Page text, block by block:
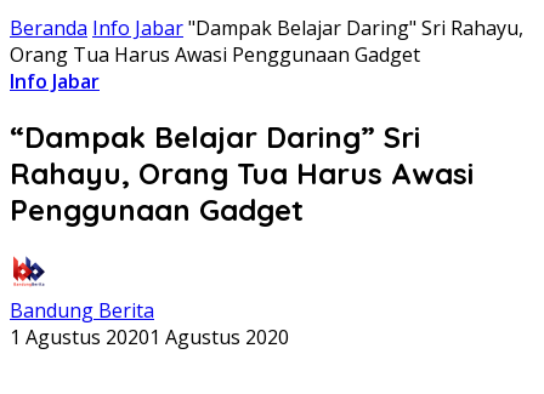
Beranda Info Jabar"Dampak Belajar Daring" Sri Rahayu,
Orang Tua Harus Awasi Penggunaan Gadget
Info Jabar
“Dampak Belajar Daring” Sri
Rahayu, Orang Tua Harus Awasi
Penggunaan Gadget
Bandung Berita
1 Agustus 20201 Agustus 2020